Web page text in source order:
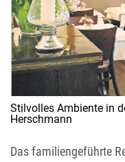
Stilvolles Ambiente in
Herschmann
Das familiengeführte